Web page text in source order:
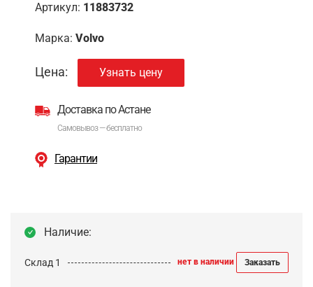
Артикул: 11883732
Марка: Volvo
Цена: Узнать цену
Доставка по Астане
Самовывоз — бесплатно
Гарантии
Наличие:
Склад 1 нет в наличии Заказать